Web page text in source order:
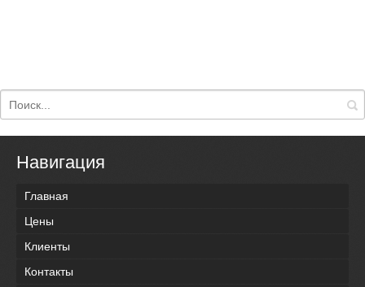
Навигация
Главная
Цены
Клиенты
Контакты